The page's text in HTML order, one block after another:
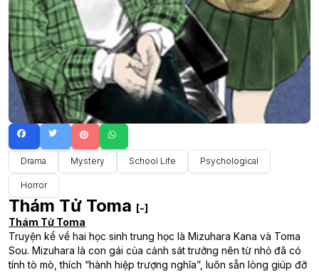
Drama Mystery School Life Psychological
Horror
Thám Tử Toma [-]
Thám Tử Toma
Truyện kể về hai học sinh trung học là Mizuhara Kana và Toma
Sou. Mizuhara là con gái của cảnh sát trưởng nên từ nhỏ đã có
tính tò mò, thích “hành hiệp trượng nghĩa”, luôn sẵn lòng giúp đỡ